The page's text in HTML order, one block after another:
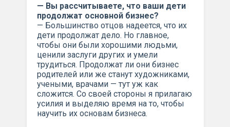
— Вы рассчитываете, что ваши дети
продолжат основной бизнес?
— Большинство отцов надеется, что их
дети продолжат дело. Но главное,
чтобы они были хорошими людьми,
ценили заслуги других и умели
трудиться. Продолжат ли они бизнес
родителей или же станут художниками,
учеными, врачами — тут уж как
сложится. Со своей стороны я прилагаю
усилия и выделяю время на то, чтобы
научить их основам бизнеса.